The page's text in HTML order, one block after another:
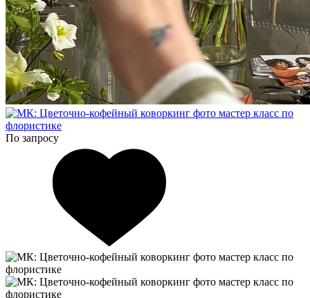
По запросу